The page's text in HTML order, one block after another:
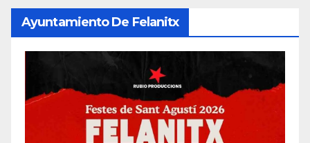
Ayuntamiento De Felanitx